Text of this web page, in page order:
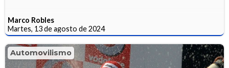
Marco Robles
Martes, 13 de agosto de 2024
Automovilismo